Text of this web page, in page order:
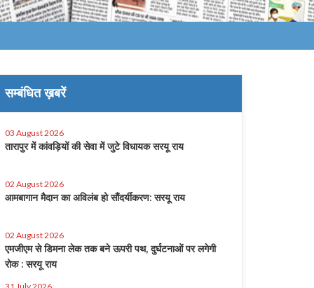
सम्बंधित ख़बरें
03 August 2026
तारापुर में कांवड़ियों की सेवा में जुटे विधायक सरयू राय
02 August 2026
आमबागान मैदान का अविलंब हो सौंदर्यीकरण: सरयू राय
02 August 2026
एमजीएम से डिमना लेक तक बने ऊपरी पथ, दुर्घटनाओं पर लगेगी
रोक : सरयू राय